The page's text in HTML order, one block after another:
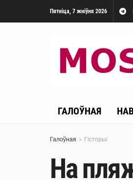
Пятніца, 7 жніўня 2026
ГАЛОЎНАЯ
Галоўная Гісторыі
На